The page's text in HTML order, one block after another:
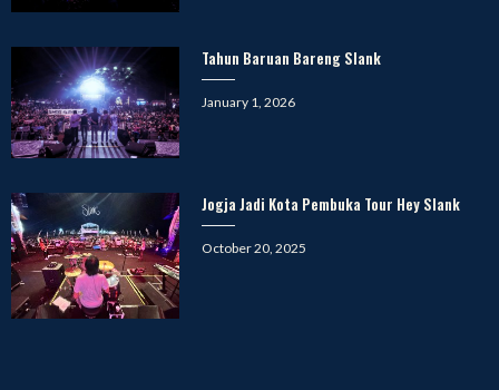
Tahun Baruan Bareng Slank
Posted
January 1, 2026
Jogja Jadi Kota Pembuka Tour Hey Slank
Posted
October 20, 2025